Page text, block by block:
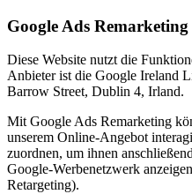
Google Ads Remarketing
Diese Website nutzt die
Anbieter ist die Google Ireland
Barrow Street, Dublin 4, Irland.
Mit Google Ads Remarketing
unserem Online-Angebot
zuordnen, um ihnen
Google-Werbenetzwerk
Retargeting).